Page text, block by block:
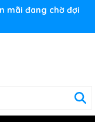
mãi đang chờ đợi